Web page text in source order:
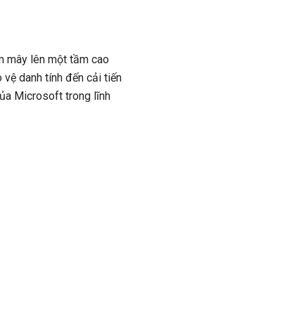
mây lên một tầm cao
danh tính đến cải tiến
Microsoft trong lĩnh